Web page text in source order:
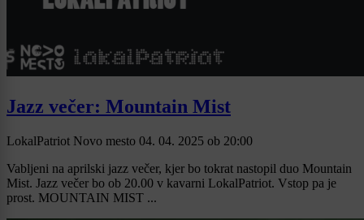
Jazz večer: Mountain Mist
LokalPatriot Novo mesto 04. 04. 2025 ob 20:00
Vabljeni na aprilski jazz večer, kjer bo tokrat nastopil duo Mountain
Mist. Jazz večer bo ob 20.00 v kavarni LokalPatriot. Vstop pa je
prost. MOUNTAIN MIST ...